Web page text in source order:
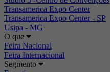
Transamerica Expo Center
Transamerica Expo Center - SP
Usipa - MG
O que
Feira Nacional
Feira Internacional
Segmento